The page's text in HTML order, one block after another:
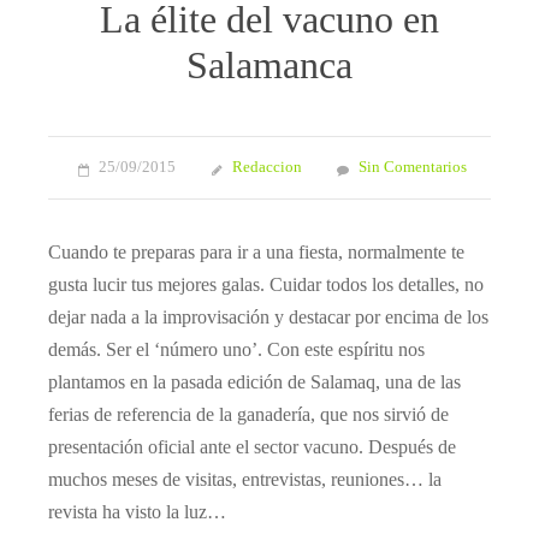
La élite del vacuno en
Salamanca
25/09/2015 Redaccion Sin Comentarios
Cuando te preparas para ir a una fiesta, normalmente te
gusta lucir tus mejores galas. Cuidar todos los detalles, no
dejar nada a la improvisación y destacar por encima de los
demás. Ser el ‘número uno’. Con este espíritu nos
plantamos en la pasada edición de Salamaq, una de las
ferias de referencia de la ganadería, que nos sirvió de
presentación oficial ante el sector vacuno. Después de
muchos meses de visitas, entrevistas, reuniones… la
revista ha visto la luz…